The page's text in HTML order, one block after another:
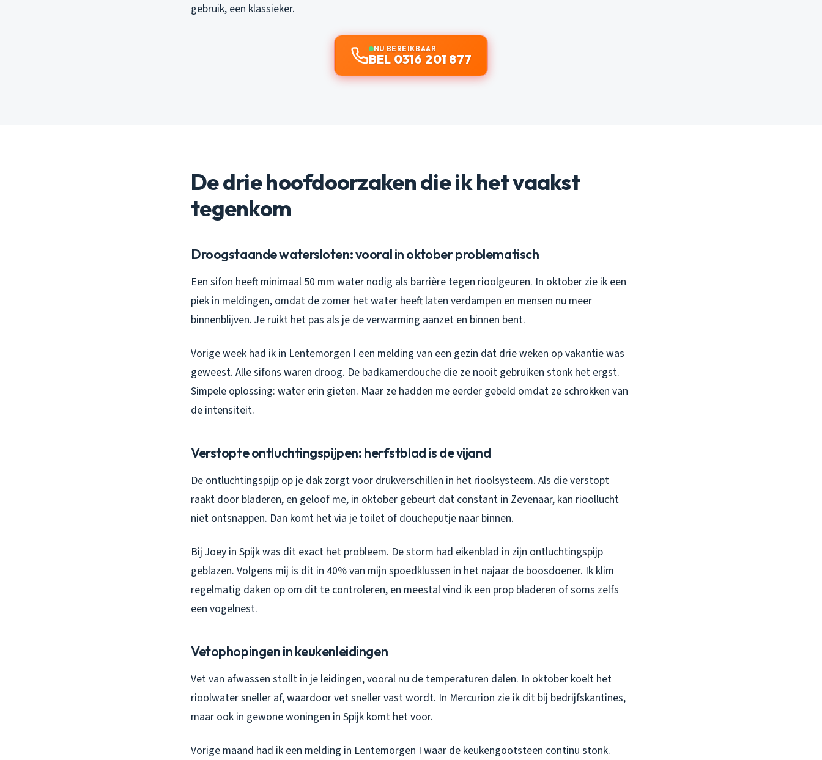
gebruik, een klassieker.
NU BEREIKBAAR
BEL 0316 201 877
De drie hoofdoorzaken die ik het vaakst
tegenkom
Droogstaande watersloten: vooral in oktober problematisch
Een sifon heeft minimaal 50 mm water nodig als barrière tegen rioolgeuren. In oktober zie ik een
piek in meldingen, omdat de zomer het water heeft laten verdampen en mensen nu meer
binnenblijven. Je ruikt het pas als je de verwarming aanzet en binnen bent.
Vorige week had ik in Lentemorgen I een melding van een gezin dat drie weken op vakantie was
geweest. Alle sifons waren droog. De badkamerdouche die ze nooit gebruiken stonk het ergst.
Simpele oplossing: water erin gieten. Maar ze hadden me eerder gebeld omdat ze schrokken van
de intensiteit.
Verstopte ontluchtingspijpen: herfstblad is de vijand
De ontluchtingspijp op je dak zorgt voor drukverschillen in het rioolsysteem. Als die verstopt
raakt door bladeren, en geloof me, in oktober gebeurt dat constant in Zevenaar, kan rioollucht
niet ontsnappen. Dan komt het via je toilet of doucheputje naar binnen.
Bij Joey in Spijk was dit exact het probleem. De storm had eikenblad in zijn ontluchtingspijp
geblazen. Volgens mij is dit in 40% van mijn spoedklussen in het najaar de boosdoener. Ik klim
regelmatig daken op om dit te controleren, en meestal vind ik een prop bladeren of soms zelfs
een vogelnest.
Vetophopingen in keukenleidingen
Vet van afwassen stollt in je leidingen, vooral nu de temperaturen dalen. In oktober koelt het
rioolwater sneller af, waardoor vet sneller vast wordt. In Mercurion zie ik dit bij bedrijfskantines,
maar ook in gewone woningen in Spijk komt het voor.
Vorige maand had ik een melding in Lentemorgen I waar de keukengootsteen continu stonk.